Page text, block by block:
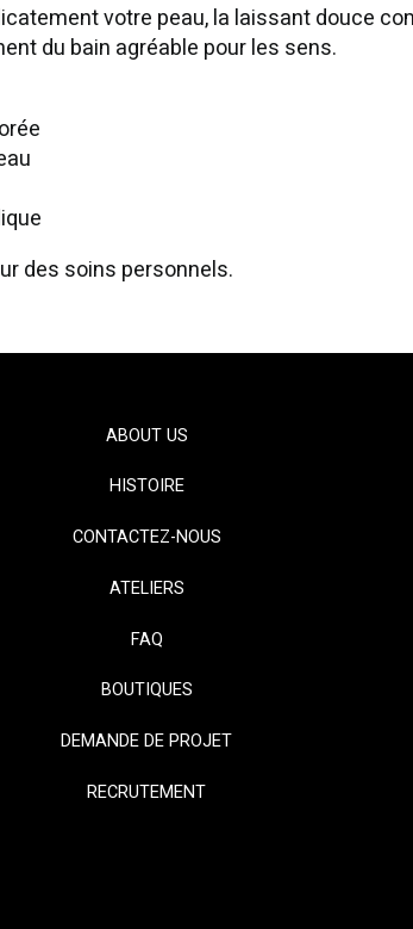
votre peau, la laissant douce
du bain agréable pour les sens.
des soins personnels.
ABOUT US
HISTOIRE
CONTACTEZ-NOUS
ATELIERS
FAQ
BOUTIQUES
DEMANDE DE PROJET
RECRUTEMENT